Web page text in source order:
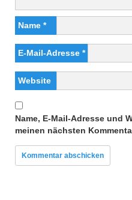
Name *
E-Mail-Adresse *
Website
Name, E-Mail-Adresse und
meinen nächsten